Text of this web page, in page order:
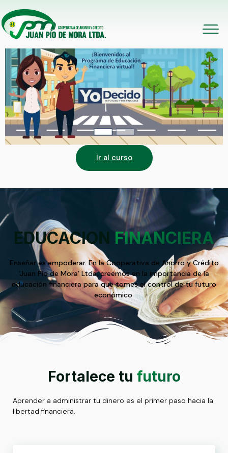
Ir al curso
EDUCACION FINANCIERA
Enseñar es empoderar. En la Cooperativa de Ahorro y Crédito
‘Juan Pío de Mora’ Ltda, creemos en la importancia de la
educación financiera para que tomes el control de tu futuro
económico.
Fortalece tu futuro
Aprender a administrar tu dinero es el primer paso hacia la
libertad financiera.